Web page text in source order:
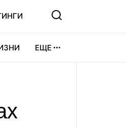
ЕЩЕ